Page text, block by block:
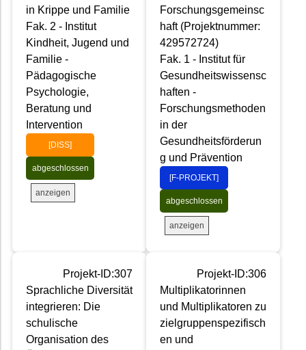
in Krippe und Familie
Fak. 2 - Institut
Kindheit, Jugend und
Familie -
Pädagogische
Psychologie,
Beratung und
Intervention
[DISS]
abgeschlossen
anzeigen
Forschungsgemeinsc
haft (Projektnummer:
429572724)
Fak. 1 - Institut für
Gesundheitswissensc
haften -
Forschungsmethoden
in der
Gesundheitsförderun
g und Prävention
[F-PROJEKT]
abgeschlossen
anzeigen
Projekt-ID:307
Sprachliche Diversität
integrieren: Die
schulische
Organisation des
Projekt-ID:306
Multiplikatorinnen
und Multiplikatoren zu
zielgruppenspezifisch
en und